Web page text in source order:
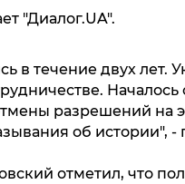
"Диалог.UA".
в течение двух лет.
Началось
разрешений на
об истории",
отметил, что